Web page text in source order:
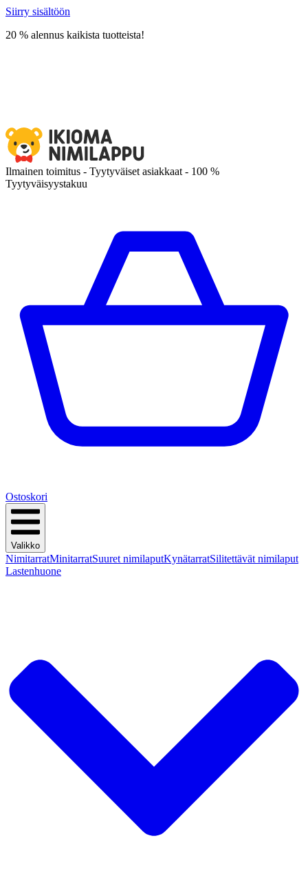
Siirry sisältöön
20 % alennus kaikista tuotteista!
Ilmainen toimitus - Tyytyväiset asiakkaat - 100 %
Tyytyväisyystakuu
Ostoskori
Valikko
NimitarratMinitarratSuuret nimilaputKynätarratSilitettävät nimilaput
Lastenhuone